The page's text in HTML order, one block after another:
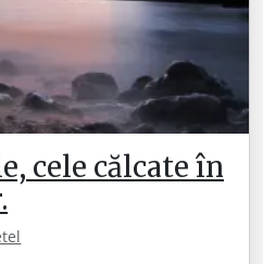
cele călcate în